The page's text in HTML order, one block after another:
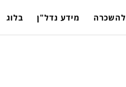
להשכרה מידע נדל"ן בלוג